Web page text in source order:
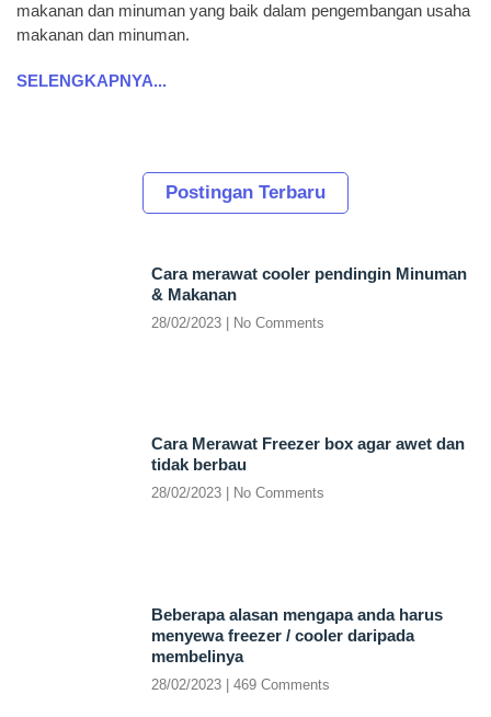
makanan dan minuman yang baik dalam pengembangan usaha
makanan dan minuman.
SELENGKAPNYA...
Postingan Terbaru
Cara merawat cooler pendingin Minuman
& Makanan
28/02/2023 No Comments
Cara Merawat Freezer box agar awet dan
tidak berbau
28/02/2023 No Comments
Beberapa alasan mengapa anda harus
menyewa freezer / cooler daripada
membelinya
28/02/2023 469 Comments